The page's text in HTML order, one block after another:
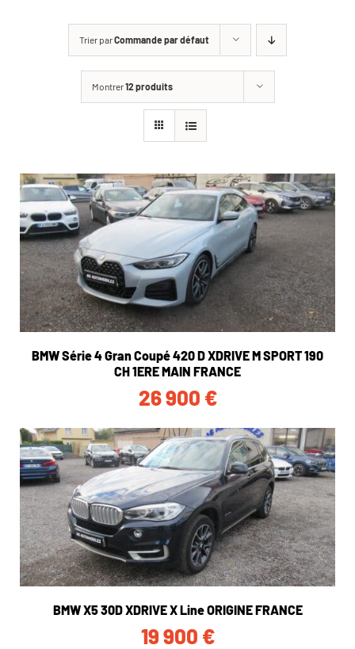
Trier parCommande par défaut
Montrer12 produits
BMW Série 4 Gran Coupé 420 D XDRIVE M SPORT 190
CH 1ERE MAIN FRANCE
26 900 €
BMW X5 30D XDRIVE X Line ORIGINE FRANCE
19 900 €